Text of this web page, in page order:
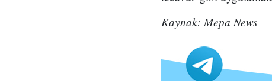
Kaynak: Mepa News